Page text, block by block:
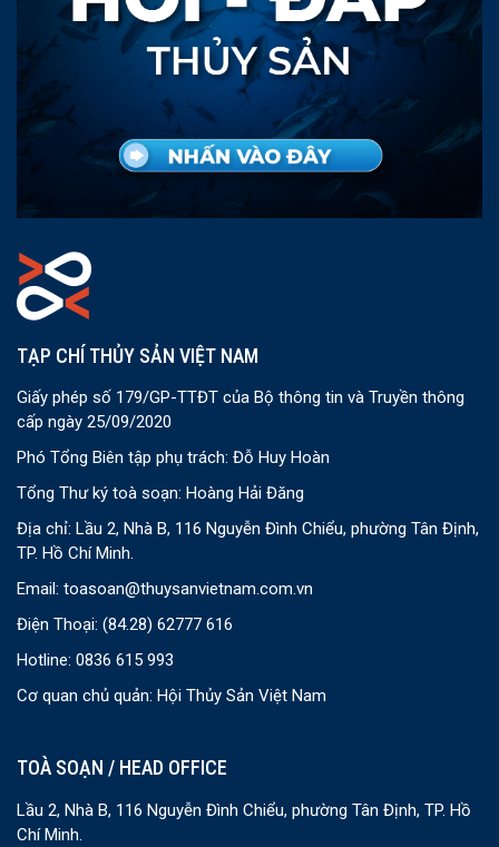
TẠP CHÍ THỦY SẢN VIỆT NAM
Giấy phép số 179/GP-TTĐT của Bộ thông tin và Truyền thông
cấp ngày 25/09/2020
Phó Tổng Biên tập phụ trách: Đỗ Huy Hoàn
Tổng Thư ký toà soạn: Hoàng Hải Đăng
Địa chỉ: Lầu 2, Nhà B, 116 Nguyễn Đình Chiểu, phường Tân Định,
TP. Hồ Chí Minh.
Email: toasoan@thuysanvietnam.com.vn
Điện Thoại: (84.28) 62777 616
Hotline: 0836 615 993
Cơ quan chủ quản: Hội Thủy Sản Việt Nam
TOÀ SOẠN / HEAD OFFICE
Lầu 2, Nhà B, 116 Nguyễn Đình Chiểu, phường Tân Định, TP. Hồ
Chí Minh.